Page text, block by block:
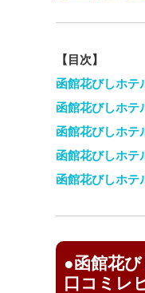
【目次】
函館花びしホテ
函館花びしホテ
函館花びしホテ
函館花びしホテ
函館花びしホテ
●函館花
口コミレ